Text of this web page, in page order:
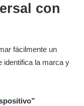
con
fácilmente un
identifica la marca y